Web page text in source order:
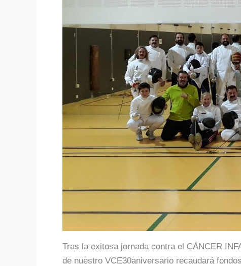
Tras la exitosa jornada contra el CÁNCER
de nuestro VCE30aniversario recaudará